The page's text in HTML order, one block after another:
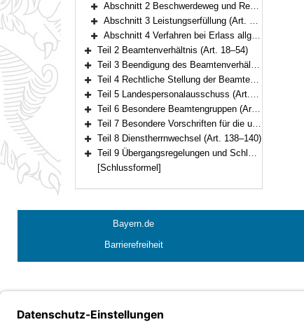
Bereich erweitern
Abschnitt 2 Beschwerdeweg und Rechtsschutz (Art. 7–10)
Bereich erweitern
Abschnitt 3 Leistungserfüllung (Art. 11–14)
Bereich erweitern
Abschnitt 4 Verfahren bei Erlass allgemeiner beamtenrechtlicher Regelungen (Art. 15–17)
Bereich erweitern
Teil 2 Beamtenverhältnis (Art. 18–54)
Bereich erweitern
Teil 3 Beendigung des Beamtenverhältnisses (Art. 55–72)
Bereich erweitern
Teil 4 Rechtliche Stellung der Beamten und Beamtinnen (Art. 73–111)
Bereich erweitern
Teil 5 Landespersonalausschuss (Art. 112–120)
Bereich erweitern
Teil 6 Besondere Beamtengruppen (Art. 121–134)
Bereich erweitern
Teil 7 Besondere Vorschriften für die unter der Aufsicht des Staates stehenden Körperschaften, Anstalten und Stiftungen des öffentlichen Rechts (Art. 135–137)
Bereich erweitern
Teil 8 Dienstherrnwechsel (Art. 138–140)
Bereich erweitern
Teil 9 Übergangsregelungen und Schlussvorschriften (Art. 141–147)
[Schlussformel]
Bayern.de
Barrierefreiheit